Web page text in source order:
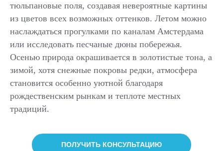
тюльпановые поля, создавая невероятные картины
из цветов всех возможных оттенков. Летом можно
наслаждаться прогулками по каналам Амстердама
или исследовать песчаные дюны побережья.
Осенью природа окрашивается в золотистые тона, а
зимой, хотя снежные покровы редки, атмосфера
становится особенно уютной благодаря
рождественским рынкам и теплоте местных
традиций.
ПОЛУЧИТЬ КОНСУЛЬТАЦИЮ